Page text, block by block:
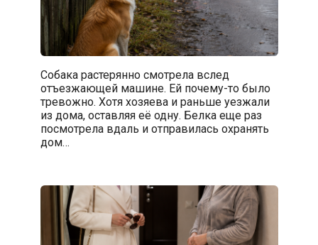
Собака растерянно смотрела вслед
отъезжающей машине. Ей почему-то было
тревожно. Хотя хозяева и раньше уезжали
из дома, оставляя её одну. Белка еще раз
посмотрела вдаль и отправилась охранять
дом…